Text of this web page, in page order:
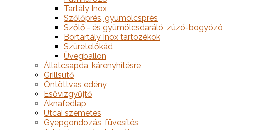
Tartály Inox
Szőlőprés, gyümölcsprés
Szőlő,- és gyümölcsdaráló, zúzó-bogyózó
Bortartály Inox tartozékok
Szüretelőkád
Üvegballon
Állatcsapda, kárenyhítésre
Grillsütő
Öntöttvas edény
Esővízgyűjtő
Aknafedlap
Utcai szemetes
Gyepgondozás, füvesítés